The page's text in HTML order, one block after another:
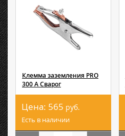
Клемма заземления PRO
300 А Сварог
Цена: 565 руб.
Есть в наличии